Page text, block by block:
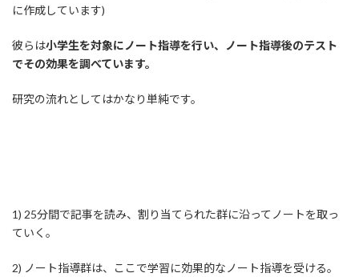
に作成しています)
彼らは小学生を対象にノート指導を行い、ノート指導後のテスト
でその効果を調べています。
研究の流れとしてはかなり単純です。
1) 25分間で記事を読み、割り当てられた群に沿ってノートを取っ
ていく。
2) ノート指導群は、ここで学習に効果的なノート指導を受ける。